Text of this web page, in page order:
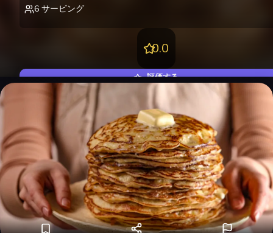
6 サービング
0.0
評価する